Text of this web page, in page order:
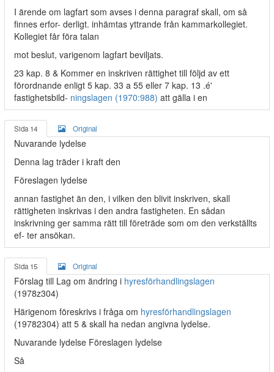
I ärende om lagfart som avses i denna paragraf skall, om så
finnes erfor- derligt. inhämtas yttrande från kammarkollegiet.
Kollegiet får föra talan
mot beslut, varigenom lagfart beviljats.
23 kap. 8 & Kommer en inskriven rättighet till följd av ett
förordnande enligt 5 kap. 33 a 55 eller 7 kap. 13 .é'
fastighetsbild- ningslagen (1970:988) att gälla i en
Sida 14 Original
Nuvarande lydelse
Denna lag träder i kraft den
Föreslagen lydelse
annan fastighet än den, i vilken den blivit inskriven, skall
rättigheten inskrivas i den andra fastigheten. En sådan
inskrivning ger samma rätt till företräde som om den verkställts
ef- ter ansökan.
Sida 15 Original
Förslag till Lag om ändring i hyresförhandlingslagen
(1978z304)
Härigenom föreskrivs i fråga om hyresförhandlingslagen
(19782304) att 5 & skall ha nedan angivna lydelse.
Nuvarande lydelse Föreslagen lydelse
Så